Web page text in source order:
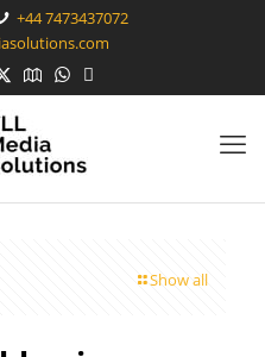
+44 7473437072
Show all